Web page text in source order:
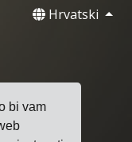
bi vam
Hrvatski